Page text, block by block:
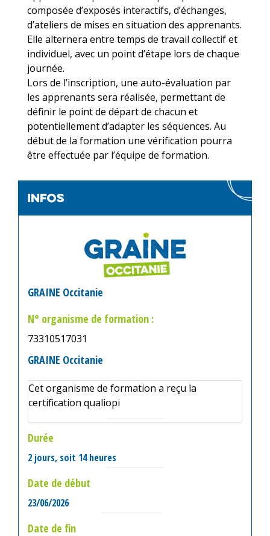
composée d’exposés interactifs, d’échanges,
d’ateliers de mises en situation des apprenants.
Elle alternera entre temps de travail collectif et
individuel, avec un point d’étape lors de chaque
journée.
Lors de l’inscription, une auto-évaluation par
les apprenants sera réalisée, permettant de
définir le point de départ de chacun et
potentiellement d’adapter les séquences. Au
début de la formation une vérification pourra
être effectuée par l’équipe de formation.
infos
GRAINE Occitanie
N° organisme de formation :
73310517031
GRAINE Occitanie
Cet organisme de formation a reçu la
certification qualiopi
Durée
2 jours, soit 14 heures
Date de début
23/06/2026
Date de fin